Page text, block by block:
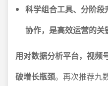
科学组合工具、分阶
协作，是高效运营的关
用对数据分析平台，视频
破增长瓶颈。再次推荐九